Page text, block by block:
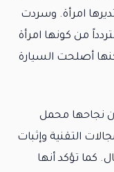
امرأة. وسردت
من كونها امرأة
أصلحت السيارة
نجاحها محمل
التقنية وإثبات
كما تؤكد أنها